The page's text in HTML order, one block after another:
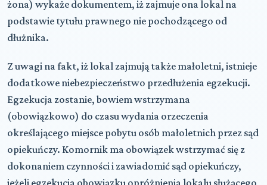
żona) wykaże dokumentem, iż zajmuje ona lokal na
podstawie tytułu prawnego nie pochodzącego od
dłużnika.
Z uwagi na fakt, iż lokal zajmują także małoletni, istnieje
dodatkowe niebezpieczeństwo przedłużenia egzekucji.
Egzekucja zostanie, bowiem wstrzymana
(obowiązkowo) do czasu wydania orzeczenia
określającego miejsce pobytu osób małoletnich przez sąd
opiekuńczy. Komornik ma obowiązek wstrzymać się z
dokonaniem czynności i zawiadomić sąd opiekuńczy,
jeżeli egzekucja obowiązku opróżnienia lokalu służącego